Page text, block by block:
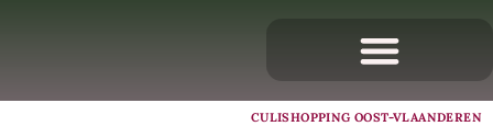
CULISHOPPING OOST-VLAANDEREN